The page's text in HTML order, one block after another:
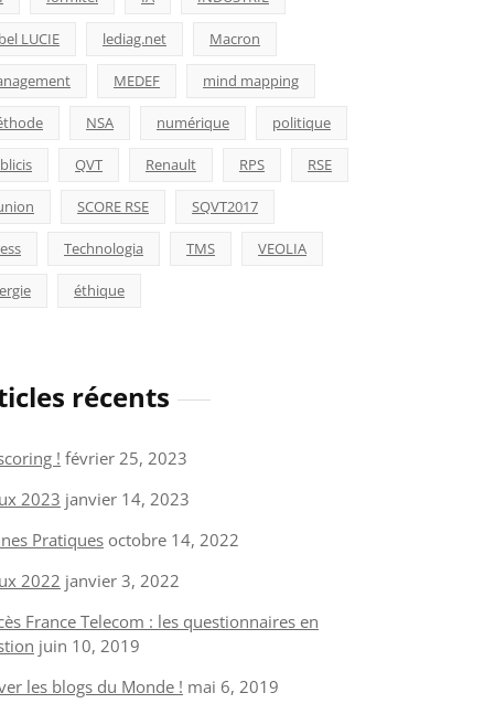
LUCIE lediag.net Macron
MEDEF mind mapping
NSA numérique politique
QVT Renault RPS RSE
SCORE RSE SQVT2017
Technologia TMS VEOLIA
éthique
récents
! février 25, 2023
2023 janvier 14, 2023
Pratiques octobre 14, 2022
2022 janvier 3, 2022
France Telecom : les questionnaires en
juin 10, 2019
les blogs du Monde ! mai 6, 2019